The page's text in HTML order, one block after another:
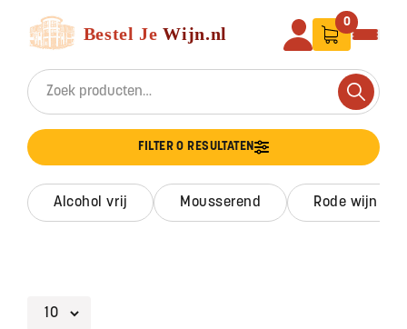
Search for:
Search
0
FILTER 0 RESULTATEN
alcohol vrij mousserend rode wijn